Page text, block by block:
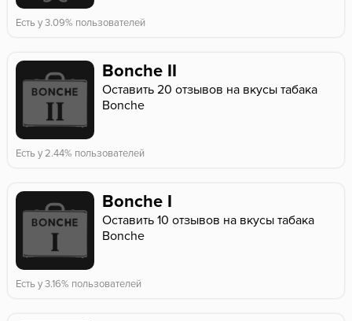
Есть у 3.09% пользователей
Bonche II
Оставить 20 отзывов на вкусы табака
Bonche
Есть у 2.44% пользователей
Bonche I
Оставить 10 отзывов на вкусы табака
Bonche
Есть у 3.16% пользователей